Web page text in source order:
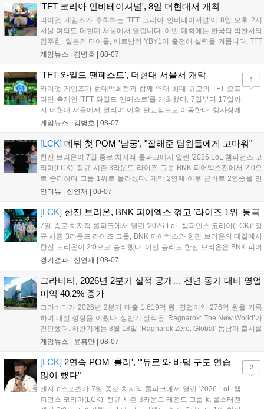
은 전년 대비 매출과 이용자 지표가 대폭 상승하는 성과를 냈습니
다. 오는 10월 필리핀 마닐라에서 총상금 11만 달러 규모의 제4회
FWC 그랜드 파이널이 개최될 예정이며, 위메이드커넥트는 이를
통해 커뮤니티 중심의 장기 성장 모델을 지속할 방침입니다....
'TFT 코리아 인비테이셔널', 8일 더현대서 개최
라이엇 게임즈가 주최하는 'TFT 코리아 인비테이셔널'이 8일 오후 2시
서울 여의도 더현대 서울에서 열립니다. 이번 대회에는 한국의 박찬서와
김주한, 일본의 타이틀, 베트남의 YBY1이 출전해 실력을 겨룹니다. TFT
는 소속팀 없이 개인 자격으로 참가하는 독특한 대회 구조를 가지며, 누
17일까지 이어지는 이번 행사는 신규 세트 체험과 공연 등 다양한 즐길
거리를 제공하며, 이후 현대백화점 판교점에서도 행사가 이어질 예정입
니다. 연말에는 라스베이거스 오픈이 개최됩니다....
게임뉴스 | 김병호 08-07
'TFT 와일드 팬페스트', 더현대 서울서 개막
라이엇 게임즈가 현대백화점과 함께 역대 최대 규모의 TFT 오프
라인 축제인 'TFT 와일드 팬페스트'를 개최했다. 7일부터 17일까
지 더현대 서울에서 열리며 이후 판교점으로 이동한다. 행사장에
는 체험, 스페셜, 무대 존이 마련됐으며 8일 오후 2시 인비테이셔
연 등 다채로운 일정이 준비되어 있다. 사전 예약은 조기 마감될
만큼 큰 인기를 끌고 있다....
게임뉴스 | 김병호 08-07
1
[LCK] 데뷔 첫 POM '남궁', "잘해준 팀원들에게 고마워"
한진 브리온이 7일 종로 치지직 롤파크에서 열린 '2026 LoL 챔피언스 코
리아(LCK)' 정규 시즌 3라운드 라이즈 그룹 BNK 피어엑스전에서 2:0으
로 승리하며 그룹 1위로 올라섰다. 개막 2연패 이후 곧바로 2연승을 만
들어내면서 이어질 4라운드에 대한 기대감을 올렸다. 다음은 이날 데뷔
인터뷰 | 신연재 08-07
[LCK] 한진 브리온, BNK 피어엑스 꺾고 '라이즈 1위' 등극
7일 종로 치지직 롤파크에서 열린 '2026 LoL 챔피언스 코리아(LCK)' 정
규 시즌 3라운드 라이즈 그룹, BNK 피어엑스와 한진 브리온의 대결에서
한진 브리온이 2:0으로 승리했다. 이번 승리로 한진 브리온은 BNK 피어
엑스를 제치고 라이즈 그룹 1위로 올라섰다. 1세트, 한진 브리온이 '로머'
경기결과 | 신연재 08-07
그라비티, 2026년 2분기 실적 공개… 전년 동기 대비 영업
이익 40.2% 증가
그라비티가 2026년 2분기 매출 1,619억 원, 영업이익 276억 원을 기록
하며 내실 성장을 이뤘다. 상반기 실적은 ‘Ragnarok: The New World’가
견인했다. 하반기에는 8월 18일 ‘Ragnarok Zero: Global’ 동남아 출시를
시작으로 9월 3일 ‘달려라 헤베레케 EX’, 9월 22일 ‘갈바테인’ 등 다양한
이’ 출시가 예정돼 있으며, 2027년에는 ‘Ragnarok 3’ 등 대작을 글로벌
출시할 계획이다. 그라비티는 조인트벤처 설립과 라그나로크 에코 시스
템 구축을 통해 신성장 동력을 확보할 방침이다....
게임뉴스 | 윤홍만 08-07
[LCK] 2연속 POM '룰러', "'듀로'와 바텀 구도 연습
많이 했다"
젠지 e스포츠가 7일 종로 치지직 롤파크에서 열린 '2026 LoL 챔
피언스 코리아(LCK)' 정규 시즌 3라운드 레전드 그룹 kt 롤스터전
2